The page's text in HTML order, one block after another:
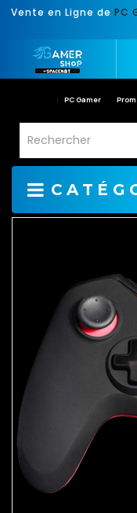
Vente en Ligne de PC
PC Gamer